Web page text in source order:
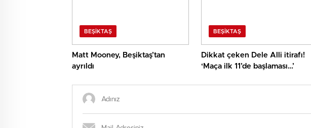
BEŞIKTAŞ
Matt Mooney, Beşiktaş’tan
ayrıldı
BEŞIKTAŞ
Dikkat çeken Dele Alli itirafı!
‘Maça ilk 11’de başlaması…’